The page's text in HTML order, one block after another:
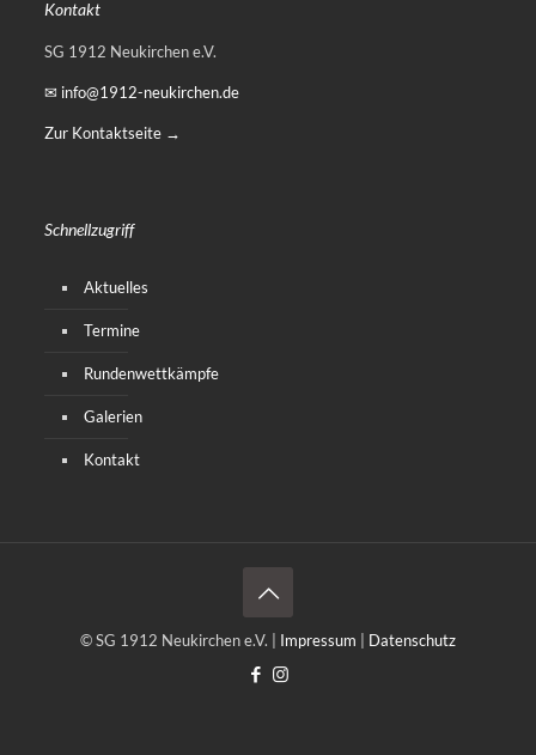
Kontakt
SG 1912 Neukirchen e.V.
✉ info@1912-neukirchen.de
Zur Kontaktseite →
Schnellzugriff
Aktuelles
Termine
Rundenwettkämpfe
Galerien
Kontakt
© SG 1912 Neukirchen e.V. | Impressum Datenschutz